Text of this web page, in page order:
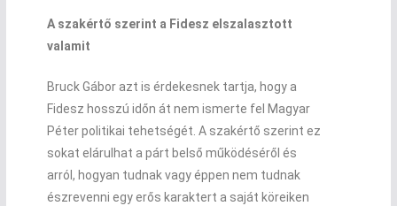
A szakértő szerint a Fidesz elszalasztott
valamit
Bruck Gábor azt is érdekesnek tartja, hogy a
Fidesz hosszú időn át nem ismerte fel Magyar
Péter politikai tehetségét. A szakértő szerint ez
sokat elárulhat a párt belső működéséről és
arról, hogyan tudnak vagy éppen nem tudnak
észrevenni egy erős karaktert a saját köreiken